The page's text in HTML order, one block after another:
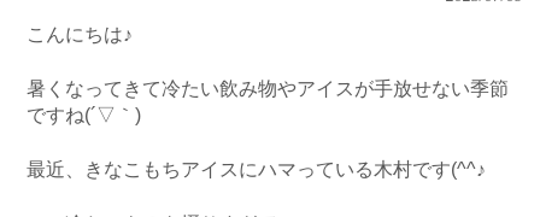
こんにちは♪
暑くなってきて冷たい飲み物やアイスが手放せない季節
ですね(´▽｀)
最近、きなこもちアイスにハマっている木村です(^^♪